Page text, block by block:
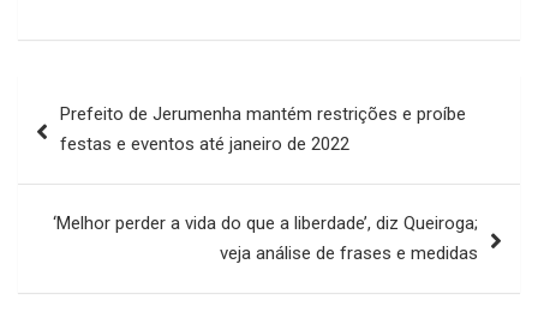
de
Prefeito de Jerumenha mantém restrições e proíbe
festas e eventos até janeiro de 2022
‘Melhor perder a vida do que a liberdade’, diz Queiroga;
veja análise de frases e medidas